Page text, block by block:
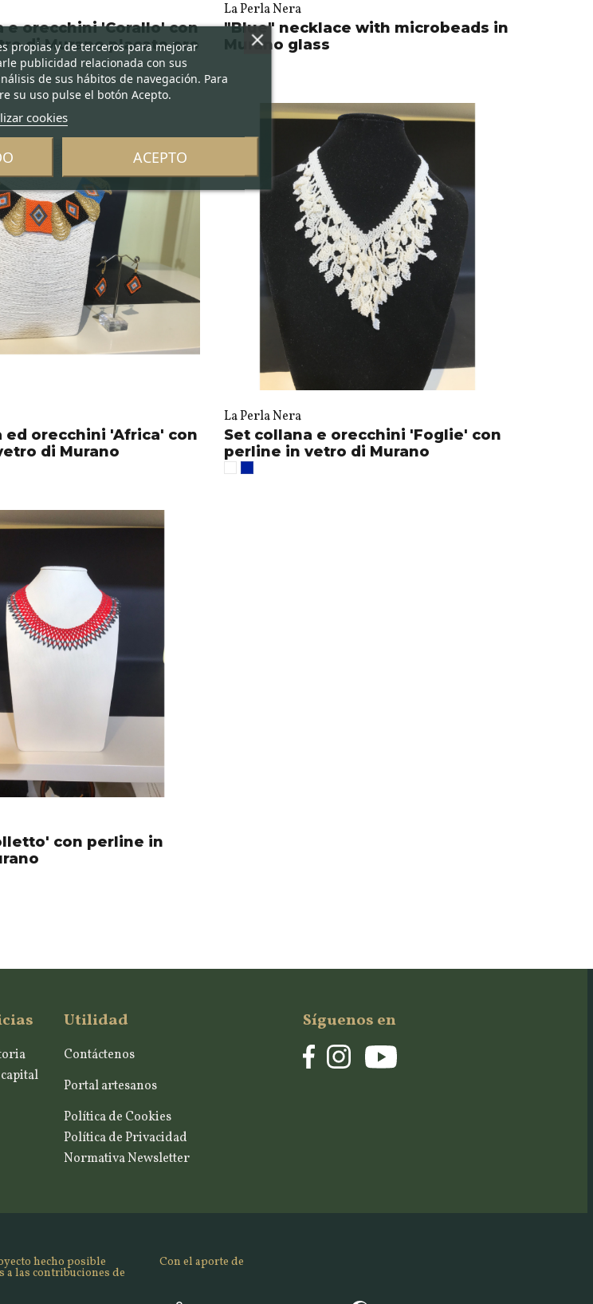
e orecchini 'Corallo' con
di Murano placate oro
La Perla Nera
"Blue" necklace with microbeads in
Murano glass
ed orecchini 'Africa' con
di Murano
La Perla Nera
Set collana e orecchini 'Foglie' con
perline in vetro di Murano
con perline in
Utilidad
Contáctenos
Portal artesanos
Política de Cookies
Política de Privacidad
Normativa Newsletter
Síguenos en
hecho posible
a las contribuciones de
Con el aporte de
propias y de terceros para mejorar
publicidad relacionada con sus
de sus hábitos de navegación. Para
su uso pulse el botón Acepto.
cookies
ACEPTO